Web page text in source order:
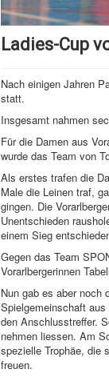
Ladies-Cup
Nach einigen Jahren
statt.
Insgesamt nahmen
Für die Damen aus
wurde das Team von
Als erstes trafen die
Male die Leinen traf,
gingen. Die
Unentschieden
einem Sieg
Gegen das Team
Vorarlbergerinnen
Nun gab es aber noch
Spielgemeinschaft aus
den Anschlusstreffer.
nehmen liessen. Am
spezielle Trophäe, die
freuen.